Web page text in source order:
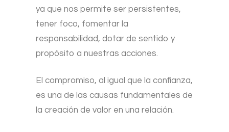
ya que nos permite ser persistentes,
tener foco, fomentar la
responsabilidad, dotar de sentido y
propósito a nuestras acciones.
El compromiso, al igual que la confianza,
es una de las causas fundamentales de
la creación de valor en una relación.